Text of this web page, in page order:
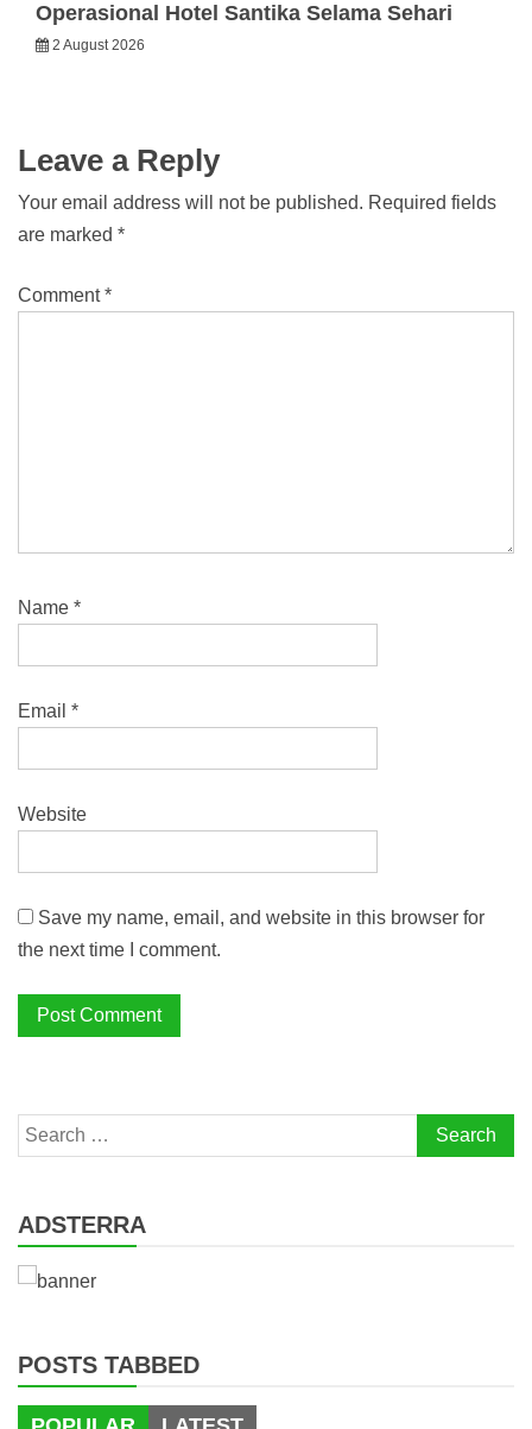
Operasional Hotel Santika Selama Sehari
2 August 2026
Leave a Reply
Your email address will not be published. Required fields
are marked *
Comment*
Name *
Email *
Website
Save my name, email, and website in this browser for
the next time I comment.
Search
for:
ADSTERRA
POSTS TABBED